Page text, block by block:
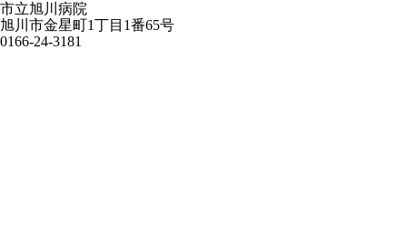
市立旭川病院
旭川市金星町1丁目1番65号
0166-24-3181